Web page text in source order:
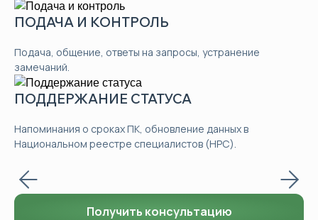
ПОДАЧА И КОНТРОЛЬ
Подача, общение, ответы на запросы, устранение
замечаний.
ПОДДЕРЖАНИЕ СТАТУСА
Напоминания о сроках ПК, обновление данных в
Национальном реестре специалистов (НРС).
Получить консультацию